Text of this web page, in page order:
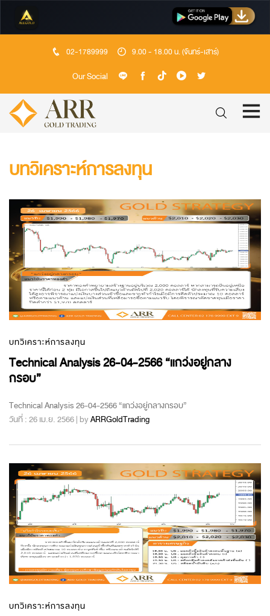
02-1789999 9.00 - 18.00 น. (จันทร์-เสาร์)
Our Social
บทวิเคราะห์การลงทุน
บทวิเคราะห์การลงทุน
Technical Analysis 26-04-2566 “แกว่งอยู่กลาง
กรอบ”
Technical Analysis 26-04-2566 “แกว่งอยู่กลางกรอบ”
วันที่ : 26 เม.ย. 2566 | byARRGoldTrading
บทวิเคราะห์การลงทุน